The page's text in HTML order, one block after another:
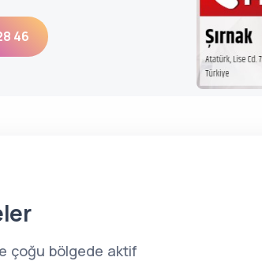
46
çoğu bölgede aktif